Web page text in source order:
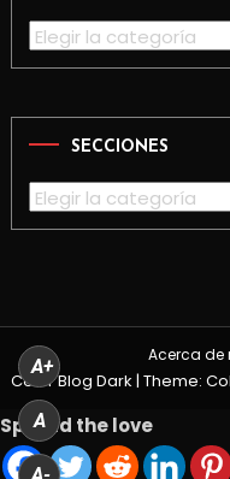
Categorías
SECCIONES
Secciones
Acerca de
Color Blog Dark | Theme:
Spread the love
A+
A